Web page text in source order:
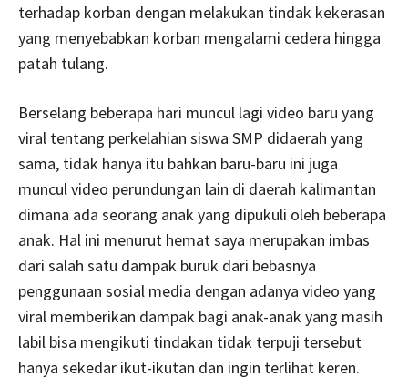
terhadap korban dengan melakukan tindak kekerasan
yang menyebabkan korban mengalami cedera hingga
patah tulang.
Berselang beberapa hari muncul lagi video baru yang
viral tentang perkelahian siswa SMP didaerah yang
sama, tidak hanya itu bahkan baru-baru ini juga
muncul video perundungan lain di daerah kalimantan
dimana ada seorang anak yang dipukuli oleh beberapa
anak. Hal ini menurut hemat saya merupakan imbas
dari salah satu dampak buruk dari bebasnya
penggunaan sosial media dengan adanya video yang
viral memberikan dampak bagi anak-anak yang masih
labil bisa mengikuti tindakan tidak terpuji tersebut
hanya sekedar ikut-ikutan dan ingin terlihat keren.